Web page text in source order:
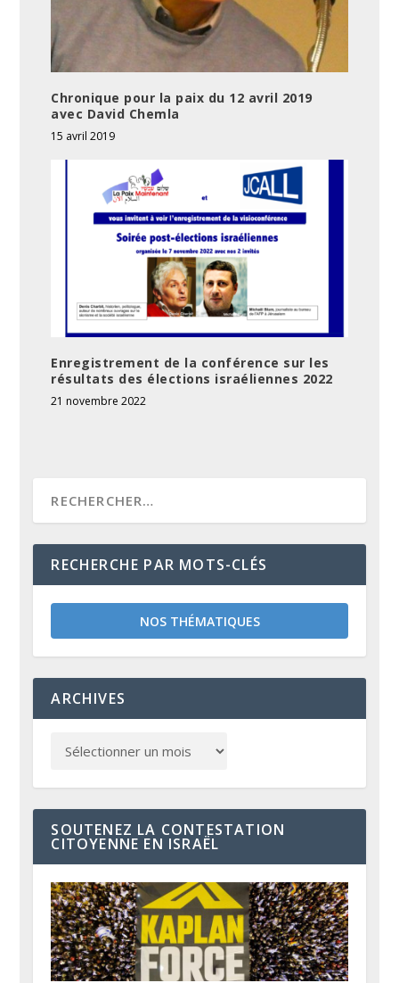
Chronique pour la paix du 12 avril 2019
avec David Chemla
15 avril 2019
Enregistrement de la conférence sur les
résultats des élections israéliennes 2022
21 novembre 2022
RECHERCHE PAR MOTS-CLÉS
NOS THÉMATIQUES
ARCHIVES
SOUTENEZ LA CONTESTATION
CITOYENNE EN ISRAËL